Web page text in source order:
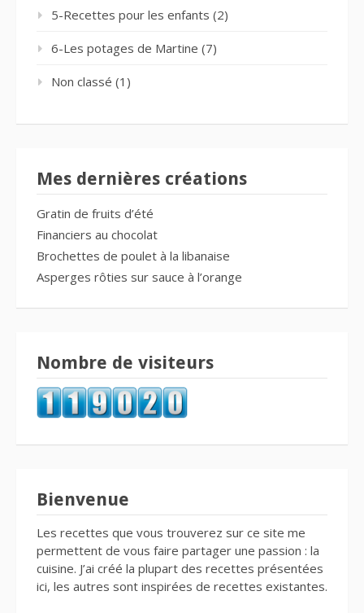
5-Recettes pour les enfants (2)
6-Les potages de Martine (7)
Non classé (1)
Mes dernières créations
Gratin de fruits d’été
Financiers au chocolat
Brochettes de poulet à la libanaise
Asperges rôties sur sauce à l’orange
Nombre de visiteurs
Bienvenue
Les recettes que vous trouverez sur ce site me
permettent de vous faire partager une passion : la
cuisine. J’ai créé la plupart des recettes présentées
ici, les autres sont inspirées de recettes existantes.